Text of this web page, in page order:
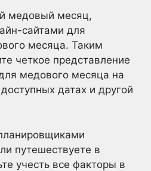
медовый месяц,
сайтами для
месяца. Таким
четкое представление
медового месяца на
датах и другой
путешествуете в
учесть все факторы в